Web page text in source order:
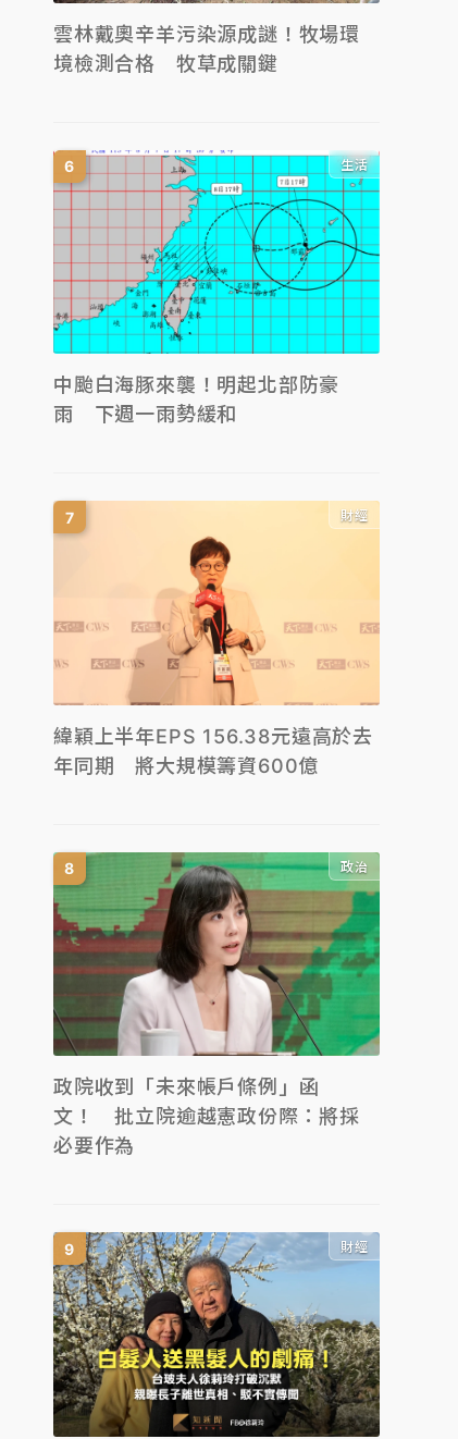
雲林戴奧辛羊污染源成謎！牧場環
境檢測合格 牧草成關鍵
生活
中颱白海豚來襲！明起北部防豪
雨 下週一雨勢緩和
財經
緯穎上半年EPS 156.38元遠高於去
年同期 將大規模籌資600億
政治
政院收到「未來帳戶條例」函
文！ 批立院逾越憲政份際：將採
必要作為
財經